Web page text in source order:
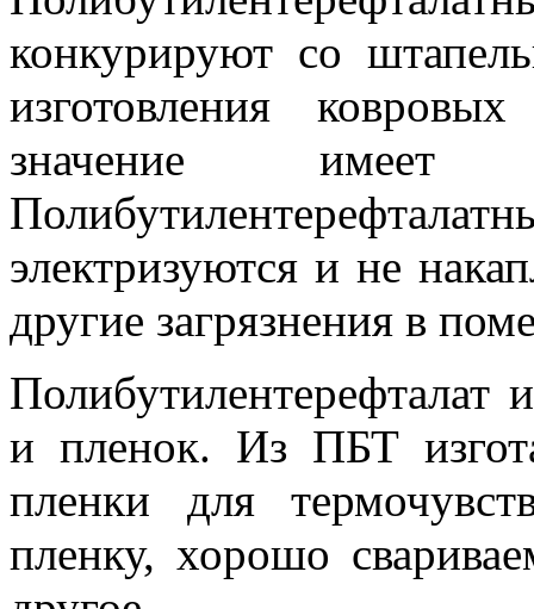
конкурируют со
изготовления
значение имеет
электризуются и не
другие загрязнения в
Полибутилентерефталат
и пленок. Из ПБТ
пленки для
пленку, хорошо